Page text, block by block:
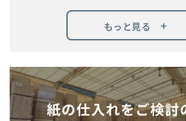
もっと見る +